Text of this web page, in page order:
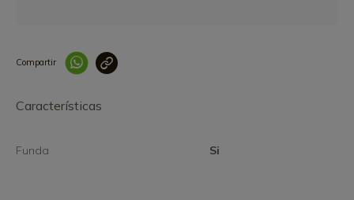
Compartir
Características
Funda Si